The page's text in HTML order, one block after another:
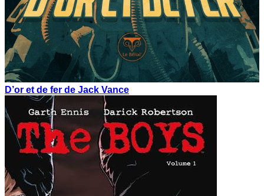
D’or et de fer de Jack Vance